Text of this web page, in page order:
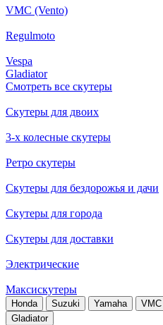
VMC (Vento)
Regulmoto
Vespa
Gladiator
Смотреть все скутеры
Скутеры для двоих
3-х колесные скутеры
Ретро скутеры
Скутеры для бездорожья и дачи
Скутеры для города
Скутеры для доставки
Электрические
Максискутеры
Honda Suzuki Yamaha
Gladiator